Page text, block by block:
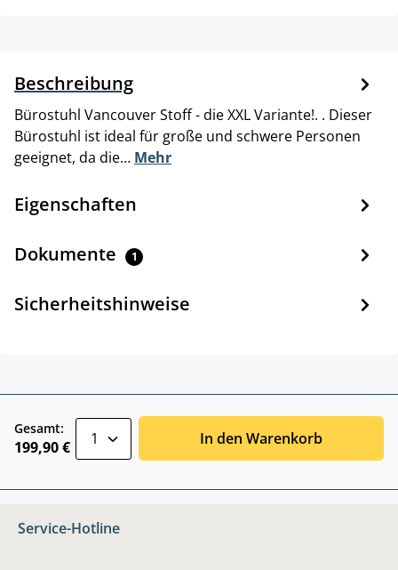
Beschreibung
Bürostuhl Vancouver Stoff - die XXL Variante!. . Dieser
Bürostuhl ist ideal für große und schwere Personen
geeignet, da die… Mehr
Eigenschaften
Dokumente 1
Sicherheitshinweise
Gesamt:
199,90 € In den Warenkorb
Service-Hotline